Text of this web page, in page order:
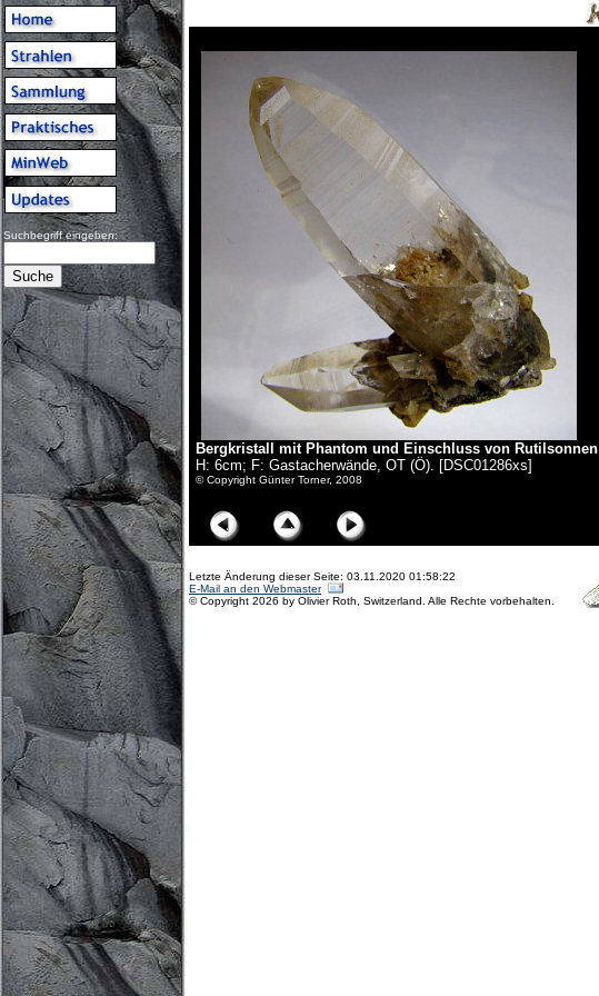
Suchbegriff eingeben:
Bergkristall mit Phantom und Einschluss von Rutilsonnen
H: 6cm; F: Gastacherwände, OT (Ö). [DSC01286xs]
© Copyright Günter Torner, 2008
Letzte Änderung dieser Seite: 03.11.2020 01:58:22
E-Mail an den Webmaster
© Copyright 2026 by Olivier Roth, Switzerland. Alle Rechte vorbehalten.